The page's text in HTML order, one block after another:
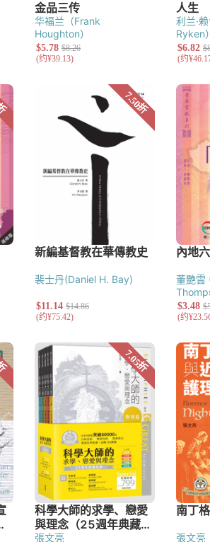
华福兰（Frank
Houghton）
利兰·
Ryken）
裴士丹(Daniel H. Bay)
董艷雲
張文亮 張文亮